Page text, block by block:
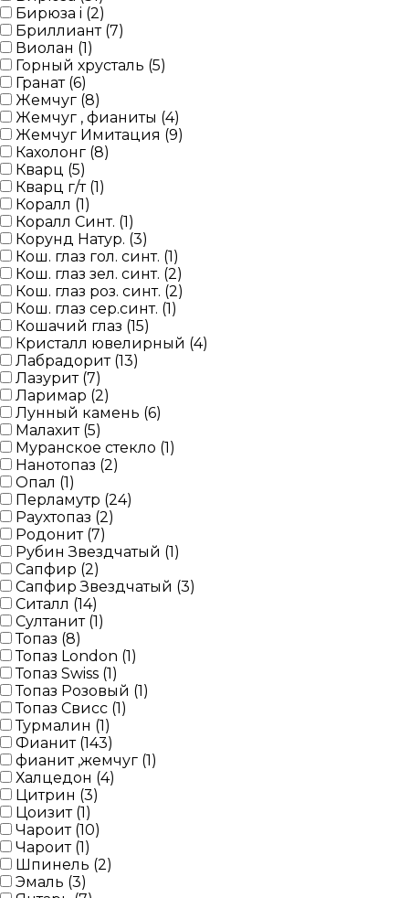
Бирюза i (2)
Бриллиант (7)
Виолан (1)
Горный хрусталь (5)
Гранат (6)
Жемчуг (8)
Жемчуг , фианиты (4)
Жемчуг Имитация (9)
Кахолонг (8)
Кварц (5)
Кварц г/т (1)
Коралл (1)
Коралл Синт. (1)
Корунд Натур. (3)
Кош. глаз гол. синт. (1)
Кош. глаз зел. синт. (2)
Кош. глаз роз. синт. (2)
Кош. глаз сер.синт. (1)
Кошачий глаз (15)
Кристалл ювелирный (4)
Лабрадорит (13)
Лазурит (7)
Ларимар (2)
Лунный камень (6)
Малахит (5)
Муранское стекло (1)
Нанотопаз (2)
Опал (1)
Перламутр (24)
Раухтопаз (2)
Родонит (7)
Рубин Звездчатый (1)
Сапфир (2)
Сапфир Звездчатый (3)
Ситалл (14)
Султанит (1)
Топаз (8)
Топаз London (1)
Топаз Swiss (1)
Топаз Розовый (1)
Топаз Свисс (1)
Турмалин (1)
Фианит (143)
фианит ,жемчуг (1)
Халцедон (4)
Цитрин (3)
Цоизит (1)
Чароит (10)
Чароит (1)
Шпинель (2)
Эмаль (3)